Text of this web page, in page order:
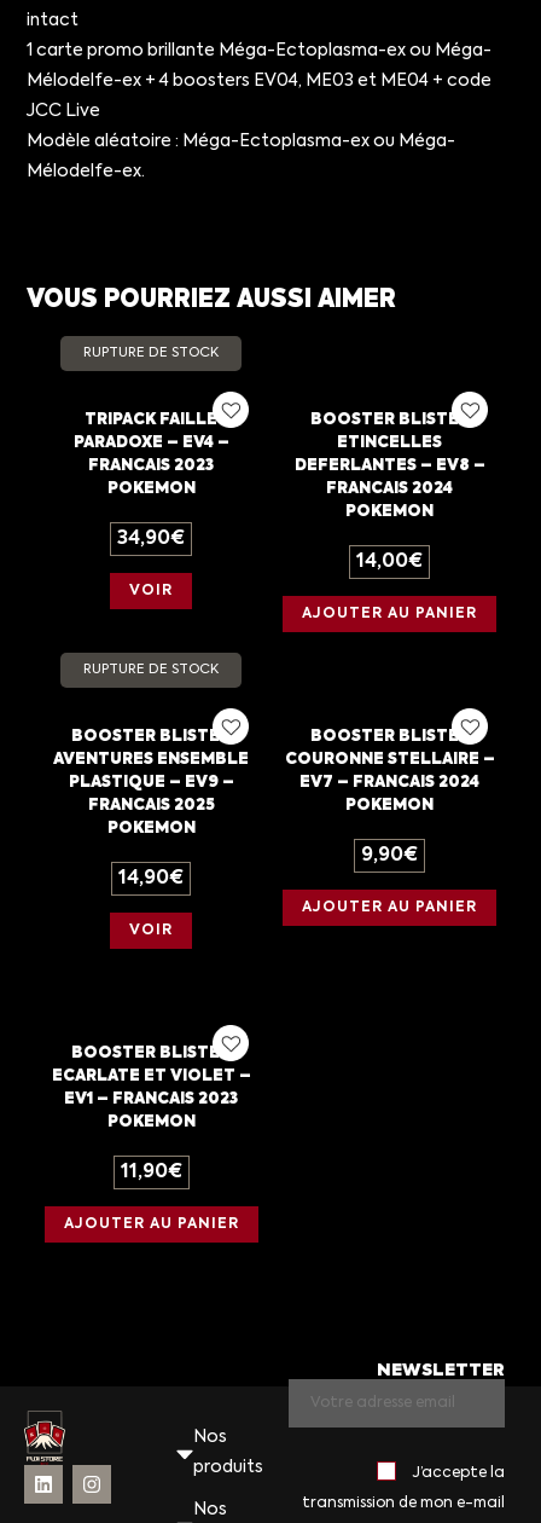
intact
1 carte promo brillante Méga-Ectoplasma-ex ou Méga-
Mélodelfe-ex + 4 boosters EV04, ME03 et ME04 + code
JCC Live
Modèle aléatoire : Méga-Ectoplasma-ex ou Méga-
Mélodelfe-ex.
VOUS POURRIEZ AUSSI AIMER
RUPTURE DE STOCK
TRIPACK FAILLE
PARADOXE – EV4 –
FRANCAIS 2023
POKEMON
34,90€
VOIR
BOOSTER BLISTER
ETINCELLES
DEFERLANTES – EV8 –
FRANCAIS 2024
POKEMON
14,00€
AJOUTER AU PANIER
RUPTURE DE STOCK
BOOSTER BLISTER
AVENTURES ENSEMBLE
PLASTIQUE – EV9 –
FRANCAIS 2025
POKEMON
14,90€
VOIR
BOOSTER BLISTER
COURONNE STELLAIRE –
EV7 – FRANCAIS 2024
POKEMON
9,90€
AJOUTER AU PANIER
BOOSTER BLISTER
ECARLATE ET VIOLET –
EV1 – FRANCAIS 2023
POKEMON
11,90€
AJOUTER AU PANIER
Nos
produits
Nos
NEWSLETTER
J’accepte la
transmission de mon e-mail